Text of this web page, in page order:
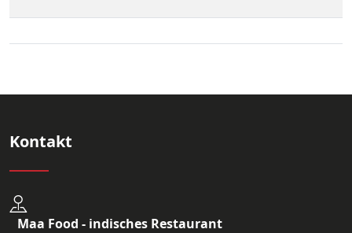
Kontakt
Maa Food - indisches Restaurant